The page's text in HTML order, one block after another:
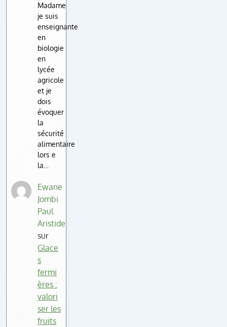
Madame
je suis
enseignante
en
biologie
en
lycée
agricole
et je
dois
évoquer
la
sécurité
alimentaire
lors e
la…
Ewane
Jombi
Paul
Aristide
sur
Glace
s
fermi
ères :
valori
ser les
fruits